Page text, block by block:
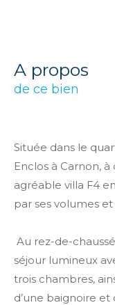
a propos
de ce bien
Située dans le
Enclos à Carnon,
agréable villa F4
par ses volumes
Au rez-de-
séjour lumineux
trois chambres,
d’une baignoire